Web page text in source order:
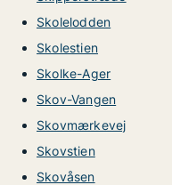
Skolelodden
Skolestien
Skolke-Ager
Skov-Vangen
Skovmærkevej
Skovstien
Skovåsen